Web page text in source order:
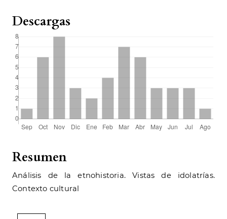
Resumen
Análisis de la etnohistoria. Vistas de idolatrías.
Contexto cultural
Descargas